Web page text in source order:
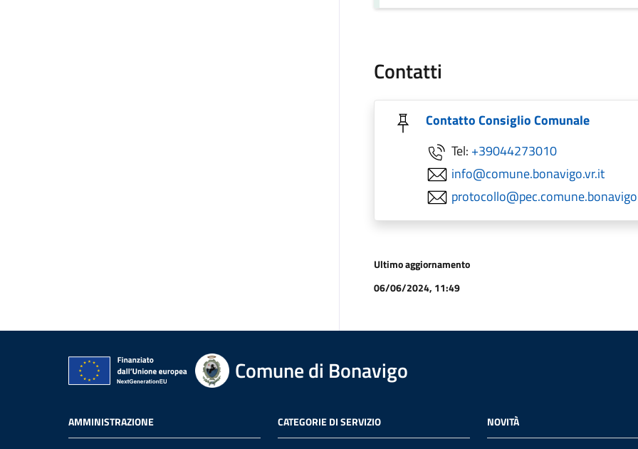
Contatti
Contatto Consiglio Comunale
Tel: +39044273010
info@comune.bonavigo.vr.it
Ultimo aggiornamento
06/06/2024, 11:49
Comune di Bonavigo
AMMINISTRAZIONE CATEGORIE DI SERVIZIO NOVITÀ